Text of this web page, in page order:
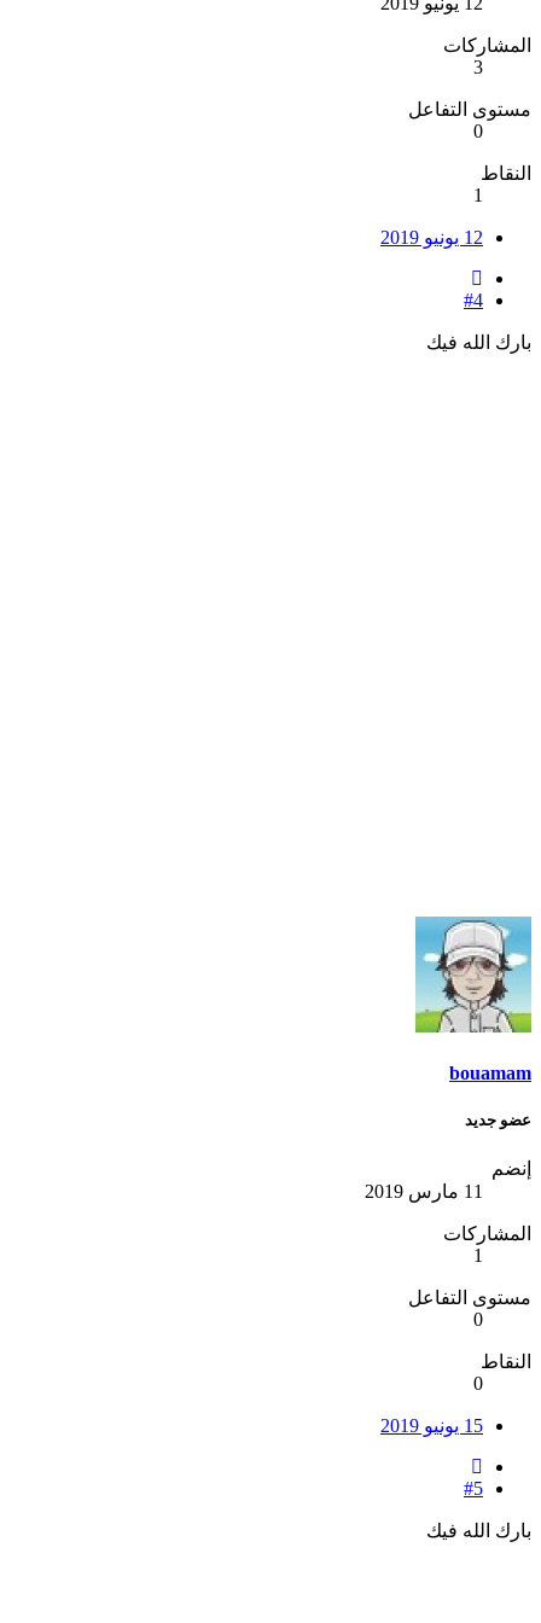
المشاركات
3
مستوى التفاعل
0
النقاط
1
12 يونيو 2019
#4
بارك الله فيك
bouamam
عضو جديد
إنضم
11 مارس 2019
المشاركات
1
مستوى التفاعل
0
النقاط
0
15 يونيو 2019
#5
بارك الله فيك